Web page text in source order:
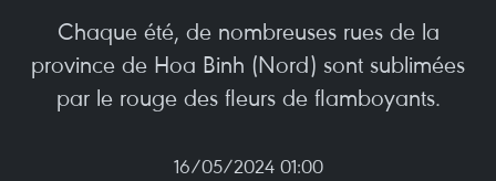
Chaque été, de nombreuses rues de la
province de Hoa Binh (Nord) sont sublimées
par le rouge des fleurs de flamboyants.
16/05/2024 01:00